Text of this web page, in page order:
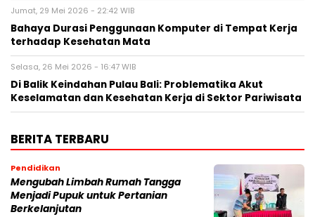
Jumat, 29 Mei 2026 - 22:42 WIB
Bahaya Durasi Penggunaan Komputer di Tempat Kerja
terhadap Kesehatan Mata
Selasa, 26 Mei 2026 - 16:47 WIB
Di Balik Keindahan Pulau Bali: Problematika Akut
Keselamatan dan Kesehatan Kerja di Sektor Pariwisata
BERITA TERBARU
Pendidikan
Mengubah Limbah Rumah Tangga
Menjadi Pupuk untuk Pertanian
Berkelanjutan